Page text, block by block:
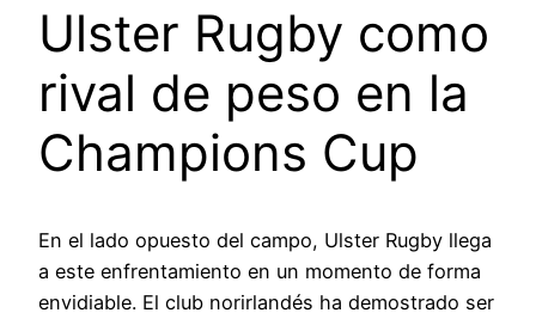
Ulster Rugby como
rival de peso en la
Champions Cup
En el lado opuesto del campo, Ulster Rugby llega
a este enfrentamiento en un momento de forma
envidiable. El club norirlandés ha demostrado ser